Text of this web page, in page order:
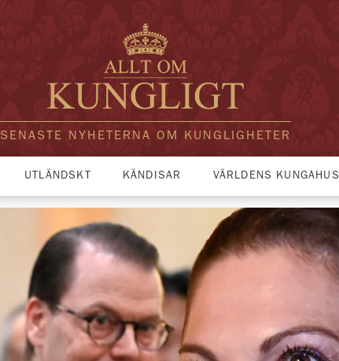
SENASTE NYHETERNA OM KUNGLIGHETER
UTLÄNDSKT KÄNDISAR VÄRLDENS KUNGAHUS